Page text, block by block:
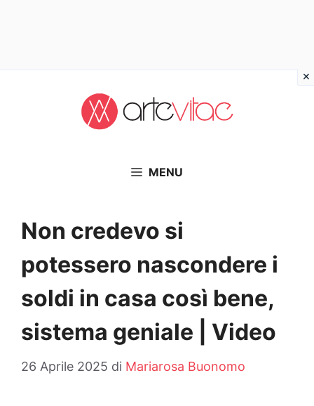
MENU
Non credevo si
potessero nascondere i
soldi in casa così bene,
sistema geniale | Video
26 Aprile 2025 di Mariarosa Buonomo